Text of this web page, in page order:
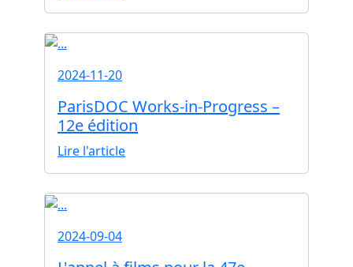
2024-11-20
ParisDOC Works-in-Progress –
12e édition
Lire l'article
2024-09-04